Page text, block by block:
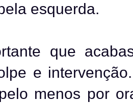
esquerda.
que
e
menos por